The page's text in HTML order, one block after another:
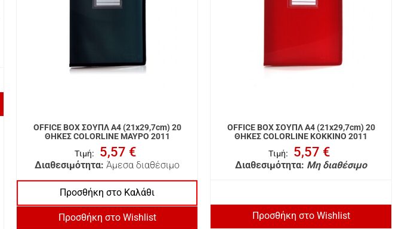
OFFICE BOX ΣΟΥΠΛ A4 (21x29,7cm) 20
ΘΗΚΕΣ COLORLINE ΜΑΥΡΟ 2011
Τιμή: 5,57 €
Διαθεσιμότητα: Άμεσα διαθέσιμο
Προσθήκη στο Καλάθι
Προσθήκη στο Wishlist
OFFICE BOX ΣΟΥΠΛ A4 (21x29,7cm) 20
ΘΗΚΕΣ COLORLINE ΚΟΚΚΙΝΟ 2011
Τιμή: 5,57 €
Διαθεσιμότητα: Μη διαθέσιμο
Προσθήκη στο Wishlist